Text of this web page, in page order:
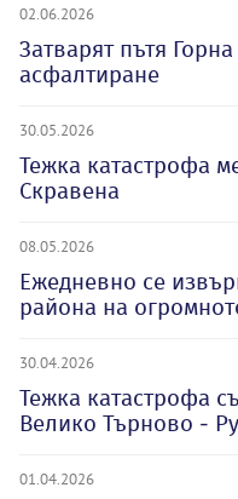
02.06.2026
Затварят пътя
асфалтиране
30.05.2026
Тежка катастрофа
Скравена
08.05.2026
Ежедневно се
района на
30.04.2026
Тежка катастрофа
Велико Търново -
01.04.2026